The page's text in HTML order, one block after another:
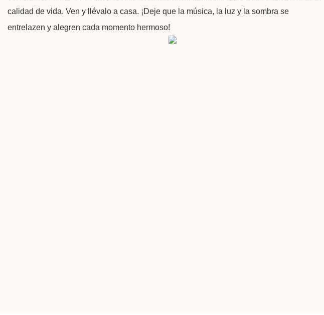
calidad de vida. Ven y llévalo a casa. ¡Deje que la música, la luz y la sombra se
entrelazen y alegren cada momento hermoso!